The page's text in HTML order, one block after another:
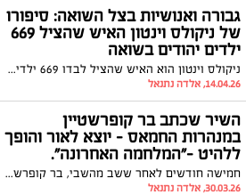
גבורה ואנושיות בצל השואה: סיפורו
של ניקולס וינטון האיש שהציל 669
ילדים יהודים בשואה
ניקולס וינטון הוא האיש שהציל לבדו 669 ילדים יהודים יתומים שהוריהם נרצחו בשואה והבריח אותם מצ'כוסלובקיה לאנגליה, וינטון מצא ליתומים משפחות מאמצות. וינטון שמר את סודו במשך חמישים שנה. אשתו גילתה את הסוד כשמצאה בעליית הגג מחברת עם צילומים ושמות הילדים שניצלו. היא הזמינה את הילדים הניצולים למפגש המרגש הזה. ניקולס וינטון נפטר ב-2015 בגיל 106.
14.04.26, אלדה נתנאל
השיר שכתב בר קופרשטיין
במנהרות החמאס - יוצא לאור והופך
ללהיט -"המלחמה האחרונה".
חמישה חודשים לאחר ששב מהשבי, בר קופרשטיין מוציא יחד עם הזמר אלייצור את השיר החדש "המלחמה האחרונה". מדובר ביצירה מרגשת במיוחד, שנולדה מתוך יומן אישי שבר כתב בזמן שהוחזק במנהרות בעזה, ברגעים הקשים ביותר שעבר.
30.03.26, אלדה נתנאל